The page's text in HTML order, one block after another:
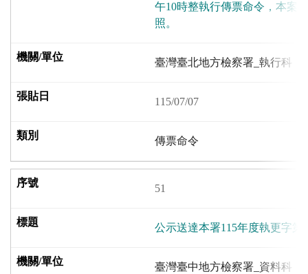
午10時整執行傳票命令，本案
照。
臺灣臺北地方檢察署_執行科
115/07/07
傳票命令
51
公示送達本署115年度執更字第
臺灣臺中地方檢察署_資料科